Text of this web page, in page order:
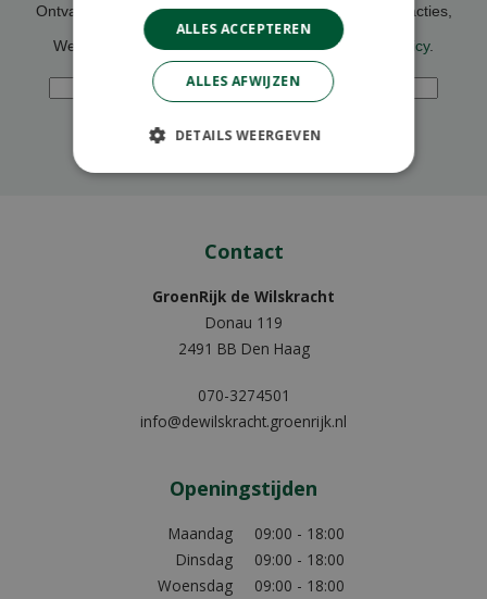
Ontvang ongeveer 1x per week onze nieuwsbrief met acties,
nieuws & activiteiten!
We slaan uw gegevens op conform onzeprivacy policy.
Voornaam
E-mailadres
Contact
GroenRijk de Wilskracht
Donau 119
2491 BB Den Haag
070-3274501
info@dewilskracht.groenrijk.nl
Openingstijden
Maandag
09:00 - 18:00
Dinsdag
09:00 - 18:00
Woensdag
09:00 - 18:00
ALLES ACCEPTEREN
ALLES AFWIJZEN
DETAILS WEERGEVEN